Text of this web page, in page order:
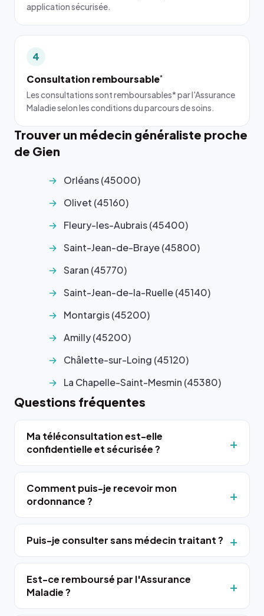
application sécurisée.
4
Consultation remboursable*
Les consultations sont remboursables* par l'Assurance
Maladie selon les conditions du parcours de soins.
Trouver un médecin généraliste proche
de Gien
Orléans (45000)
Olivet (45160)
Fleury-les-Aubrais (45400)
Saint-Jean-de-Braye (45800)
Saran (45770)
Saint-Jean-de-la-Ruelle (45140)
Montargis (45200)
Amilly (45200)
Châlette-sur-Loing (45120)
La Chapelle-Saint-Mesmin (45380)
Questions fréquentes
Ma téléconsultation est-elle
confidentielle et sécurisée ?
Comment puis-je recevoir mon
ordonnance ?
Puis-je consulter sans médecin traitant ?
Est-ce remboursé par l'Assurance
Maladie ?